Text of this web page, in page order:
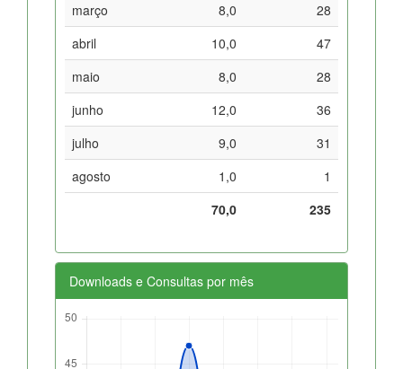
março
8,0
28
abril
10,0
47
maio
8,0
28
junho
12,0
36
julho
9,0
31
agosto
1,0
1
70,0
235
Downloads e Consultas por mês